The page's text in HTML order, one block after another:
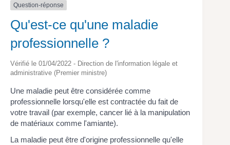
Question-réponse
Qu'est-ce qu'une maladie
professionnelle ?
Vérifié le 01/04/2022 - Direction de l'information légale et
administrative (Premier ministre)
Une maladie peut être considérée comme
professionnelle lorsqu'elle est contractée du fait de
votre travail (par exemple, cancer lié à la manipulation
de matériaux comme l'amiante).
La maladie peut être d'origine professionnelle qu'elle